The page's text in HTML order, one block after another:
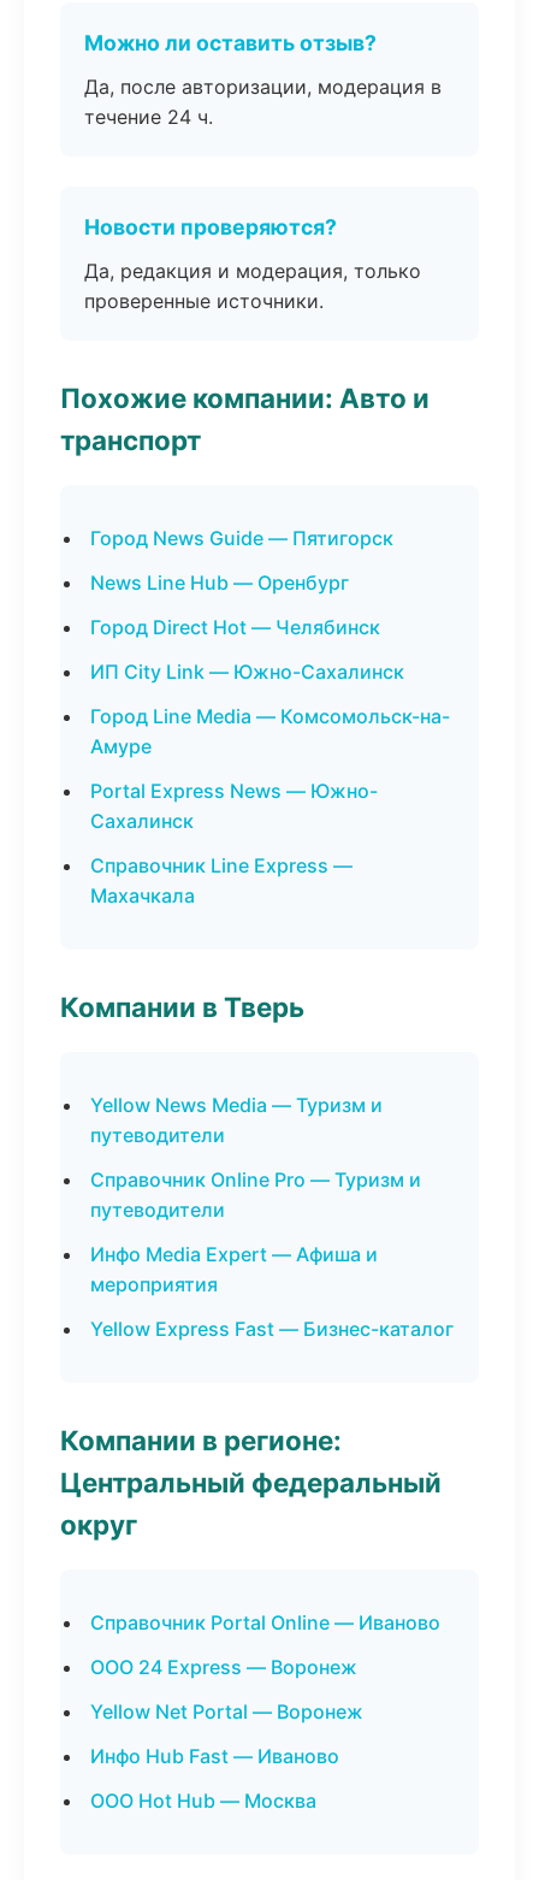
Можно ли оставить отзыв?
Да, после авторизации, модерация в
течение 24 ч.
Новости проверяются?
Да, редакция и модерация, только
проверенные источники.
Похожие компании: Авто и
транспорт
Город News Guide — Пятигорск
News Line Hub — Оренбург
Город Direct Hot — Челябинск
ИП City Link — Южно-Сахалинск
Город Line Media — Комсомольск-на-
Амуре
Portal Express News — Южно-
Сахалинск
Справочник Line Express —
Махачкала
Компании в Тверь
Yellow News Media — Туризм и
путеводители
Справочник Online Pro — Туризм и
путеводители
Инфо Media Expert — Афиша и
мероприятия
Yellow Express Fast — Бизнес-каталог
Компании в регионе:
Центральный федеральный
округ
Справочник Portal Online — Иваново
ООО 24 Express — Воронеж
Yellow Net Portal — Воронеж
Инфо Hub Fast — Иваново
ООО Hot Hub — Москва